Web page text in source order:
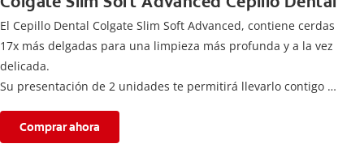
El Cepillo Dental Colgate Slim Soft Advanced, contiene cerdas
17x más delgadas para una limpieza más profunda y a la vez
delicada.
Su presentación de 2 unidades te permitirá llevarlo contigo a
Comprar ahora